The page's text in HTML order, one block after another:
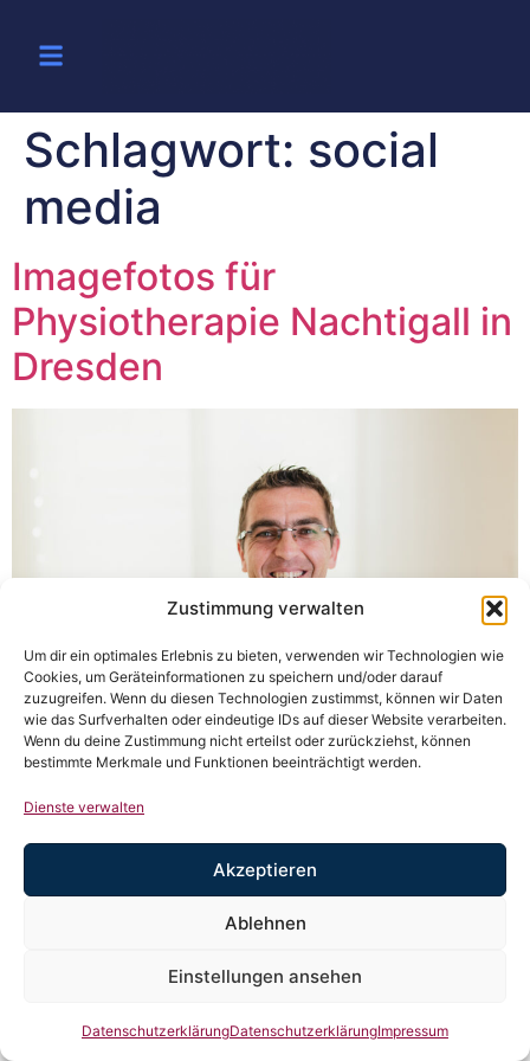
Zustimmung verwalten
Um dir ein optimales Erlebnis zu bieten, verwenden wir Technologien wie
Cookies, um Geräteinformationen zu speichern und/oder darauf
zuzugreifen. Wenn du diesen Technologien zustimmst, können wir Daten
wie das Surfverhalten oder eindeutige IDs auf dieser Website verarbeiten.
Wenn du deine Zustimmung nicht erteilst oder zurückziehst, können
bestimmte Merkmale und Funktionen beeinträchtigt werden.
Dienste verwalten
Akzeptieren
Ablehnen
Einstellungen ansehen
DatenschutzerklärungDatenschutzerklärungImpressum
Schlagwort: social
media
Imagefotos für
Physiotherapie Nachtigall in
Dresden
Der Besuch der Hannover Messe hat mir wieder gezeigt,
wie unterschiedlich Unternehmen mit dem Thema
Denn eines wird dort sehr schnell klar: Gute Technologie
allein reicht nicht automatisch aus, um Aufmerksamkeit